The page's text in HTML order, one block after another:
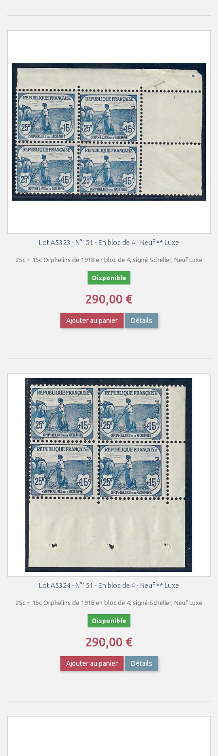
Lot A5323 - N°151 - En bloc de 4 - Neuf ** Luxe
25c + 15c Orphelins de 1918 en bloc de 4, signé Scheller, Neuf Luxe
Disponible
290,00 €
Ajouter au panier Détails
Lot A5324 - N°151 - En bloc de 4 - Neuf ** Luxe
25c + 15c Orphelins de 1918 en bloc de 4, signé Scheller, Neuf Luxe
Disponible
290,00 €
Ajouter au panier Détails